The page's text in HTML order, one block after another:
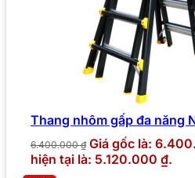
Thang nhôm gấp đa năng
6.400.000₫ Giá gốc là:
hiện tại là: 5.120.000 ₫.